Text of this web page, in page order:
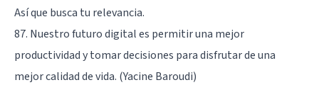
Así que busca tu relevancia.
87. Nuestro futuro digital es permitir una mejor
productividad y tomar decisiones para disfrutar de una
mejor calidad de vida. (Yacine Baroudi)